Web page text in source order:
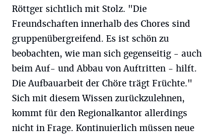
Röttger sichtlich mit Stolz. "Die
Freundschaften innerhalb des Chores sind
gruppenübergreifend. Es ist schön zu
beobachten, wie man sich gegenseitig - auch
beim Auf- und Abbau von Auftritten - hilft.
Die Aufbauarbeit der Chöre trägt Früchte."
Sich mit diesem Wissen zurückzulehnen,
kommt für den Regionalkantor allerdings
nicht in Frage. Kontinuierlich müssen neue